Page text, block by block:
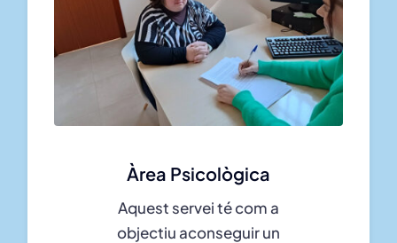
Àrea Psicològica
Aquest servei té com a
objectiu aconseguir un